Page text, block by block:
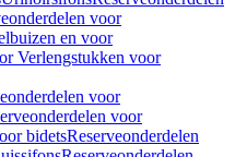
voor
en voor
Verlengstukken voor
voor
voor
bidetsReserveonderdelen